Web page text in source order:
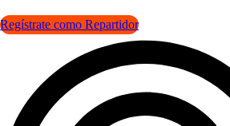
Regístrate como Repartidor